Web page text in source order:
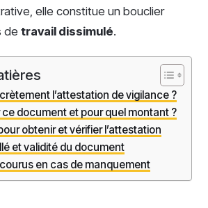
elle constitue un bouclier
de travail dissimulé.
l’attestation de vigilance ?
ce document et pour quel montant ?
obtenir et vérifier l’attestation
et validité du document
en cas de manquement